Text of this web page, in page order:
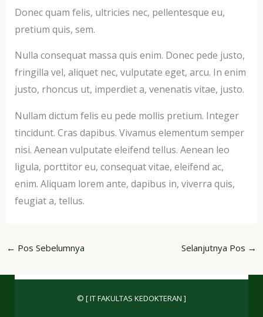
Donec quam felis, ultricies nec, pellentesque eu,
pretium quis, sem.
Nulla consequat massa quis enim. Donec pede justo,
fringilla vel, aliquet nec, vulputate eget, arcu. In enim
justo, rhoncus ut, imperdiet a, venenatis vitae, justo.
Nullam dictum felis eu pede mollis pretium. Integer
tincidunt. Cras dapibus. Vivamus elementum semper
nisi. Aenean vulputate eleifend tellus. Aenean leo
ligula, porttitor eu, consequat vitae, eleifend ac,
enim. Aliquam lorem ante, dapibus in, viverra quis,
feugiat a, tellus.
← Pos Sebelumnya Selanjutnya Pos →
© [ IT FAKULTAS KEDOKTERAN ]